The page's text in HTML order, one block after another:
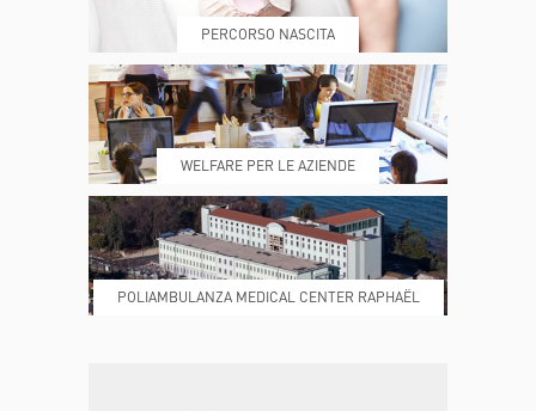
REFERTI REPARTI
DONA ORA MAGAZINE
PERCORSO NASCITA
WELFARE PER LE AZIENDE
POLIAMBULANZA MEDICAL CENTER RAPHAËL